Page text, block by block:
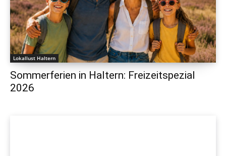
Lokallust Haltern
Sommerferien in Haltern: Freizeitspezial
2026